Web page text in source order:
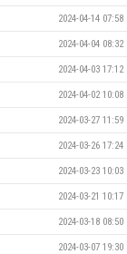
2024-04-14 07:58
2024-04-04 08:32
2024-04-03 17:12
2024-04-02 10:08
2024-03-27 11:59
2024-03-26 17:24
2024-03-23 10:03
2024-03-21 10:17
2024-03-18 08:50
2024-03-07 19:30